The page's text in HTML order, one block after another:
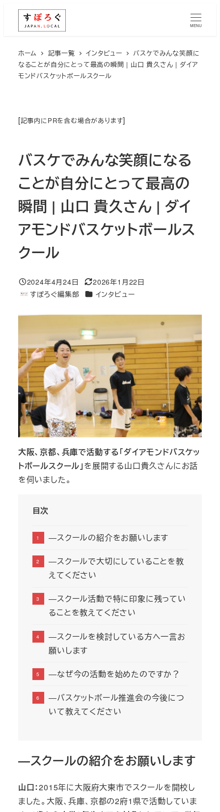
MENU
ホーム 記事一覧 インタビュー
バスケでみんな笑顔に
なることが自分にとって最高の瞬間 | 山口 貴久さん | ダイア
モンドバスケットボールスクール
[記事内にPRを含む場合があります]
バスケでみんな笑顔になる
ことが自分にとって最高の
瞬間 | 山口 貴久さん | ダイ
アモンドバスケットボールス
クール
投稿日
2024年4月24日
更新日
2026年1月22日
著
すぽろぐ編集部 カテゴリー
インタビュー
大阪、京都、兵庫で活動する「ダイアモンドバスケッ
トボールスクール」を展開する山口貴久さんにお話
を伺いました。
目次
―スクールの紹介をお願いします
―スクールで大切にしていることを教
えてください
―スクール活動で特に印象に残ってい
ることを教えてください
―スクールを検討している方へ一言お
願いします
―なぜ今の活動を始めたのですか？
―バスケットボール推進会の今後につ
いて教えてください
―スクールの紹介をお願いします
山口：2015年に大阪府大東市でスクールを開校し
ました。大阪、兵庫、京都の2府1県で活動していま